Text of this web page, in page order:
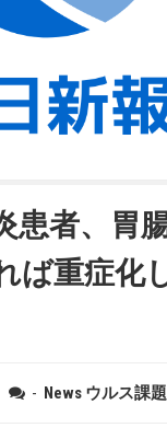
患者、胃
ば重症化
- News ウルス課題